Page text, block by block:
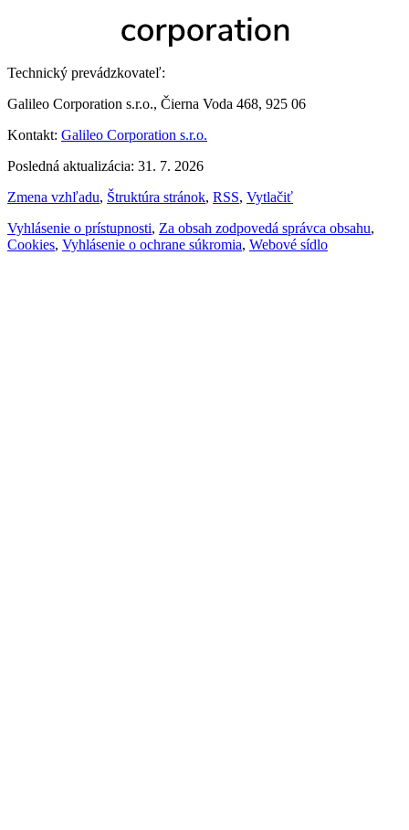
Technický prevádzkovateľ:
Galileo Corporation s.r.o., Čierna Voda 468, 925 06
Kontakt: Galileo Corporation s.r.o.
Posledná aktualizácia: 31. 7. 2026
Zmena vzhľadu, Štruktúra stránok, RSS, Vytlačiť
Vyhlásenie o prístupnosti, Za obsah zodpovedá správca obsahu,
Cookies, Vyhlásenie o ochrane súkromia, Webové sídlo